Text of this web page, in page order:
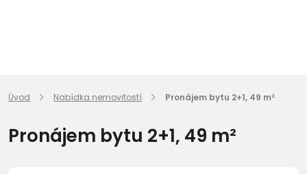
Úvod Nabídka nemovitostí Pronájem bytu 2+1, 49 m²
Pronájem bytu 2+1, 49 m²